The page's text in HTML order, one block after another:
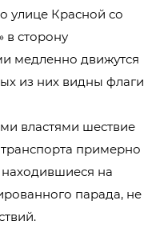
улице Красной со
в сторону
медленно движутся
из них видны флаги
властями шествие
примерно
на
парада, не